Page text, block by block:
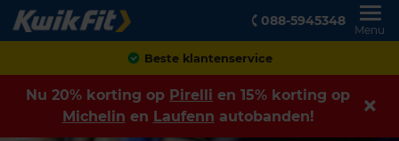
088-5945348
Menu
Achteraf betalen
Nu 20% korting op Pirelli en 15% korting op
Michelin en Laufenn autobanden!